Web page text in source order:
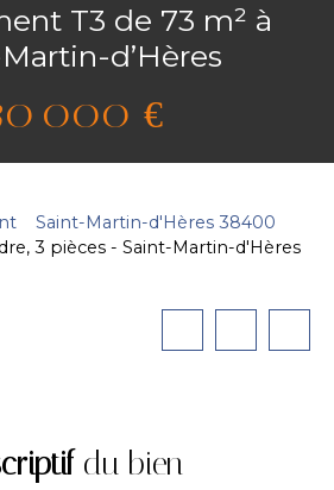
T3 de 73 m² à
d’Hères
000 €
Saint-Martin-d'Hères 38400
3 pièces - Saint-Martin-d'Hères
du bien